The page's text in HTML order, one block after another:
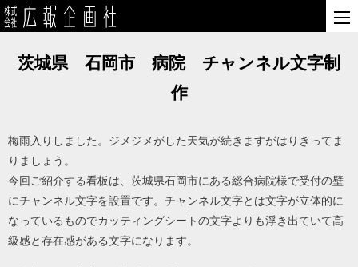
茨城県 石岡市 病院 チャンネル文字制
作
梅雨入りしました。ジメジメがした天気が続きますがはりきってま
りましょう。
今回ご紹介する看板は、茨城県石岡市にある総合病院様で受付の壁
にチャンネル文字を設置です。チャンネル文字とは文字が立体的に
なっているものでカッティングシートの文字よりも浮き出ていて高
級感と存在感がある文字になります。